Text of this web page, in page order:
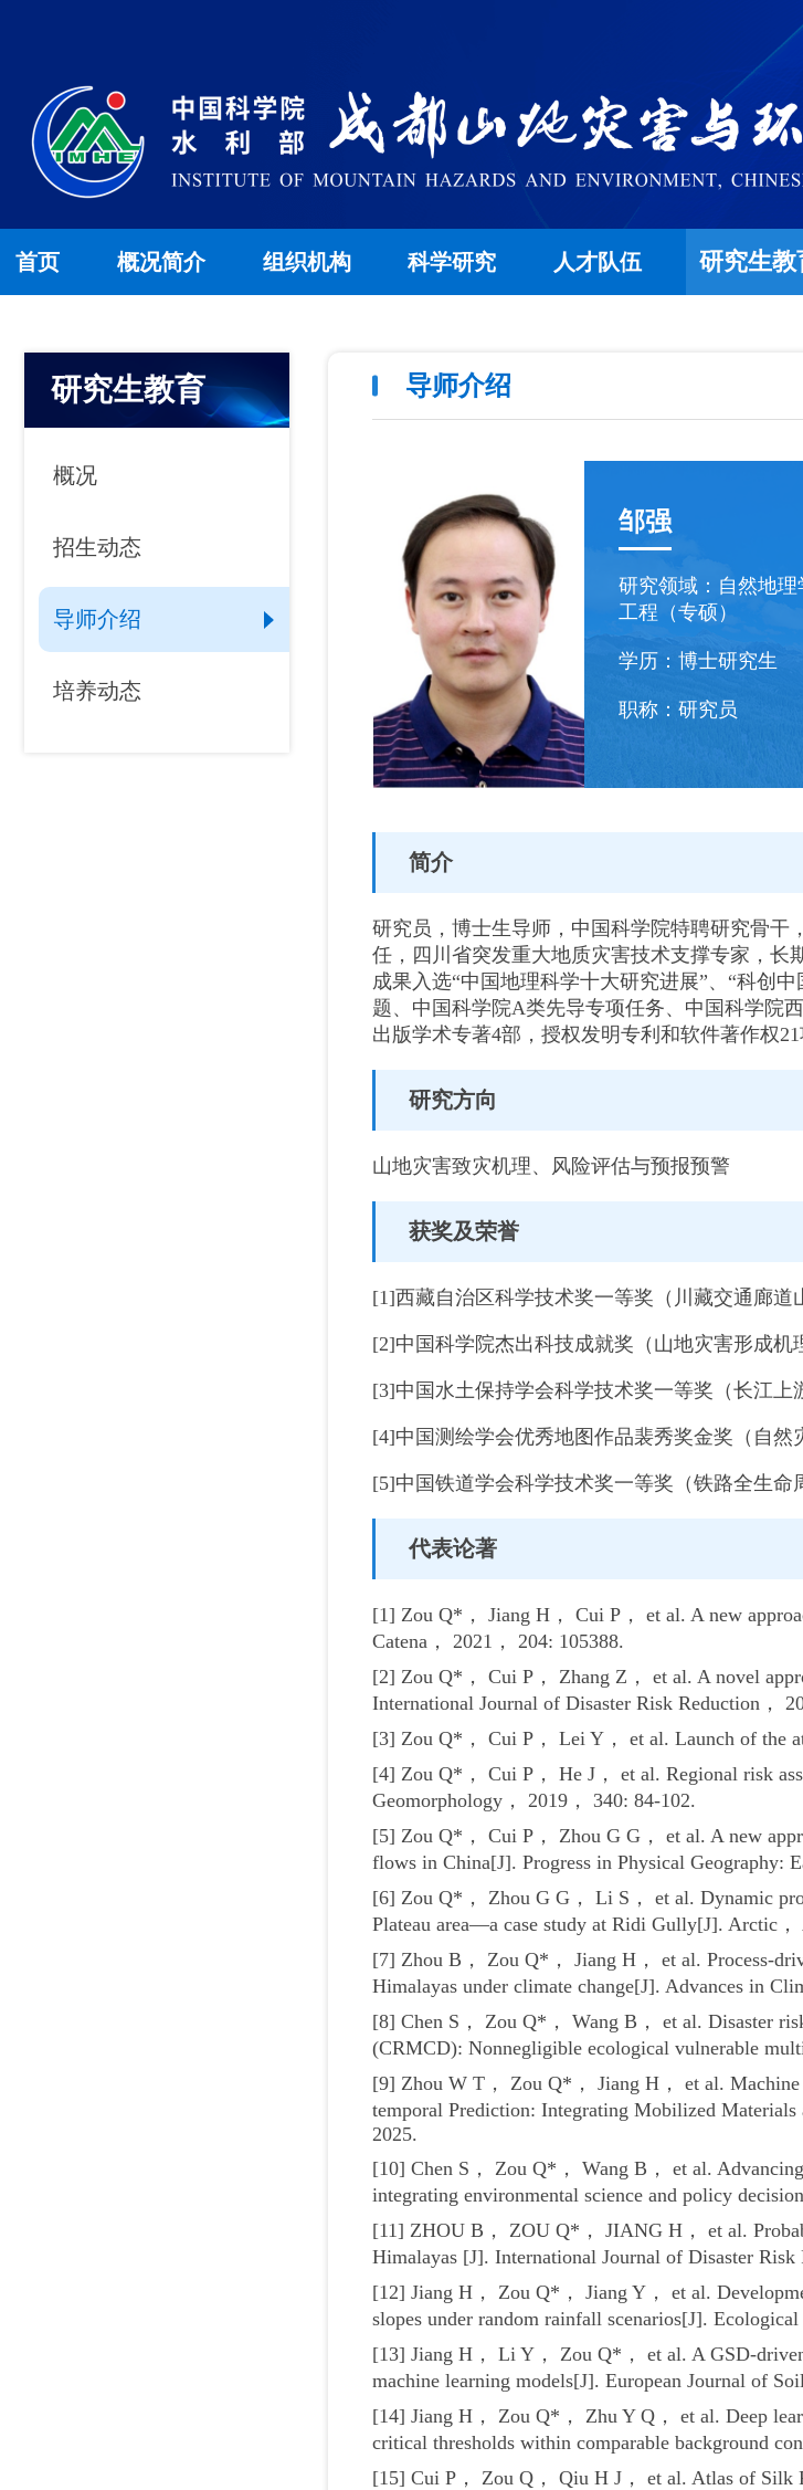
首页 概况简介 组织机构 科学研究 人才队伍 研究生教
研究生教育
概况
招生动态
导师介绍
培养动态
导师介绍
邹强
研究领域： 自然地
工程（专硕）
学历： 博士研究生
职称： 研究员
简介
研究员，博士生导师，中国科学院特聘研究骨干
任，四川省突发重大地质灾害技术支撑专家，
成果入选“中国地理科学十大研究进展”、“科创
题、中国科学院A类先导专项任务、中国科学院
出版学术专著4部，授权发明专利和软件著作权
研究方向
山地灾害致灾机理、风险评估与预报预警
获奖及荣誉
[1]西藏自治区科学技术奖一等奖（川藏交通廊道
[2]中国科学院杰出科技成就奖（山地灾害形成机
[3]中国水土保持学会科学技术奖一等奖（长江上
[4]中国测绘学会优秀地图作品裴秀奖金奖（自然
[5]中国铁道学会科学技术奖一等奖（铁路全生
代表论著
[1] Zou Q*， Jiang H， Cui P， et al. A new
Catena， 2021， 204: 105388.
[2] Zou Q*， Cui P， Zhang Z， et al. A novel
International Journal of Disaster Risk Reduction，
[3] Zou Q*， Cui P， Lei Y， et al. Launch of the
[4] Zou Q*， Cui P， He J， et al. Regional risk
Geomorphology， 2019， 340: 84-102.
[5] Zou Q*， Cui P， Zhou G G， et al. A new
flows in China[J]. Progress in Physical Geography:
[6] Zou Q*， Zhou G G， Li S， et al. Dynamic
Plateau area—a case study at Ridi Gully[J]. Arctic
[7] Zhou B， Zou Q*， Jiang H， et al. Process-
Himalayas under climate change[J]. Advances in
[8] Chen S， Zou Q*， Wang B， et al. Disaster
(CRMCD): Nonnegligible ecological vulnerable
[9] Zhou W T， Zou Q*， Jiang H， et al.
temporal Prediction: Integrating Mobilized Materials
2025.
[10] Chen S， Zou Q*， Wang B， et al.
integrating environmental science and policy
[11] ZHOU B， ZOU Q*， JIANG H， et al.
Himalayas [J]. International Journal of Disaster
[12] Jiang H， Zou Q*， Jiang Y， et al.
slopes under random rainfall scenarios[J].
[13] Jiang H， Li Y， Zou Q*， et al. A GSD-
machine learning models[J]. European Journal of
[14] Jiang H， Zou Q*， Zhu Y Q， et al. Deep
critical thresholds within comparable background
[15] Cui P， Zou Q， Qiu H J， et al. Atlas of